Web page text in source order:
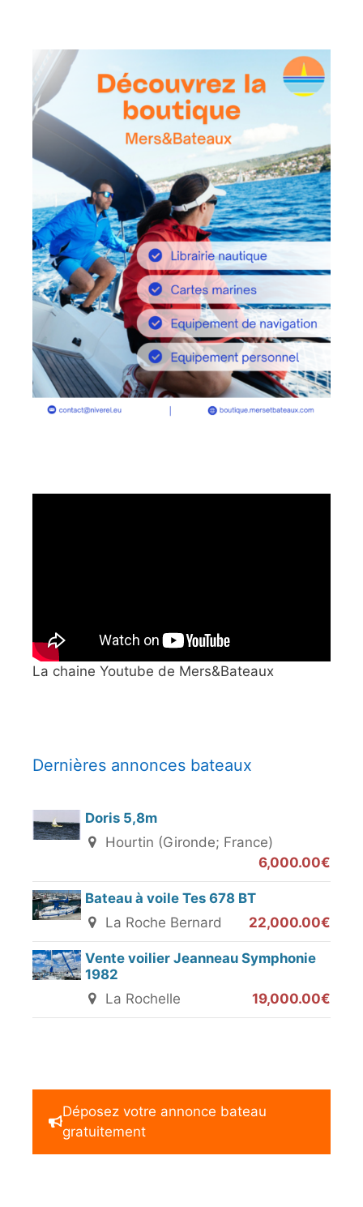
La chaine Youtube de Mers&Bateaux
Dernières annonces bateaux
Doris 5,8m
Hourtin (Gironde; France)
6,000.00€
Bateau à voile Tes 678 BT
La Roche Bernard
22,000.00€
Vente voilier Jeanneau Symphonie
1982
La Rochelle
19,000.00€
Déposez votre annonce bateau
gratuitement